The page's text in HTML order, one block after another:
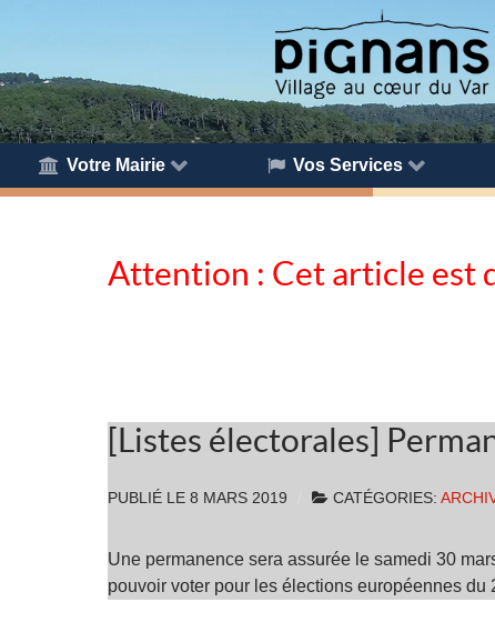
Votre Mairie Vos Services
Attention : Cet article est
[Listes électorales]
PUBLIÉ LE 8 MARS 2019 CATÉGORIES:
Une permanence sera assurée le samedi 30
pouvoir voter pour les élections européennes du